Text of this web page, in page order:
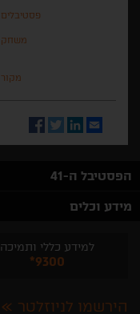
פסטיבלים
משחק
מקור
Email
LinkedIn
Twitter
Facebook
הפסטיבל ה-41
מידע וכלים
למידע כללי ותמיכה
*9300
הירשמו לניוזלטר